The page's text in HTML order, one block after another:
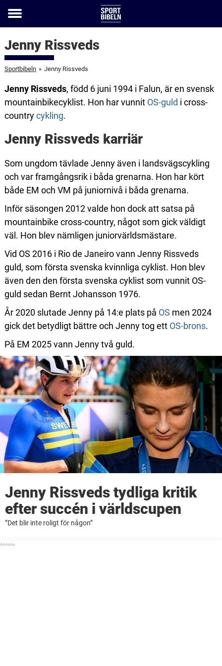
Toggle
Jenny Rissveds
Sportbibeln » Jenny Rissveds
Jenny Rissveds, född 6 juni 1994 i Falun, är en svensk
mountainbikecyklist. Hon har vunnit OS-guld i cross-
countrycykling.
Jenny Rissveds karriär
Som ungdom tävlade Jenny även i landsvägscykling
och var framgångsrik i båda grenarna. Hon har kört
både EM och VM på juniornivå i båda grenarna.
Inför säsongen 2012 valde hon dock att satsa på
mountainbike cross-country, något som gick väldigt
väl. Hon blev nämligen juniorvärldsmästare.
Vid OS 2016 i Rio de Janeiro vann Jenny Rissveds
guld, som första svenska kvinnliga cyklist. Hon blev
även den den första svenska cyklist som vunnit OS-
guld sedan Bernt Johansson 1976.
År 2020 slutade Jenny på 14:e plats på OS men 2024
gick det betydligt bättre och Jenny tog ett OS-brons.
På EM 2025 vann Jenny två guld.
Jenny Rissveds tydliga kritik
efter succén i världscupen
”Det blir inte roligt för någon”